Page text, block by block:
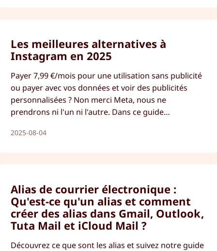
Les meilleures alternatives à
Instagram en 2025
Payer 7,99 €/mois pour une utilisation sans publicité
ou payer avec vos données et voir des publicités
personnalisées ? Non merci Meta, nous ne
prendrons ni l'un ni l'autre. Dans ce guide
à Instagram en 2025.
2025-08-04
Alias de courrier électronique :
Qu'est-ce qu'un alias et comment
créer des alias dans Gmail, Outlook,
Tuta Mail et iCloud Mail ?
Découvrez ce que sont les alias et suivez notre guide